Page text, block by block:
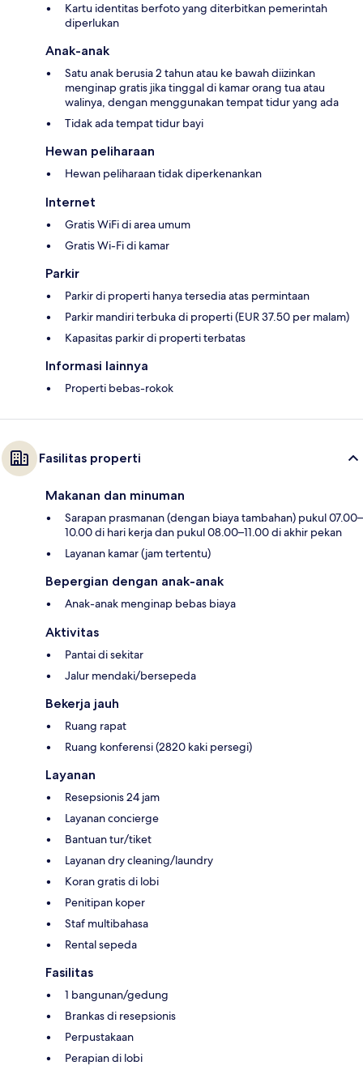
Kartu identitas berfoto yang diterbitkan pemerintah
diperlukan
Anak-anak
Satu anak berusia 2 tahun atau ke bawah diizinkan
menginap gratis jika tinggal di kamar orang tua atau
walinya, dengan menggunakan tempat tidur yang ada
Tidak ada tempat tidur bayi
Hewan peliharaan
Hewan peliharaan tidak diperkenankan
Internet
Gratis WiFi di area umum
Gratis Wi-Fi di kamar
Parkir
Parkir di properti hanya tersedia atas permintaan
Parkir mandiri terbuka di properti (EUR 37.50 per malam)
Kapasitas parkir di properti terbatas
Informasi lainnya
Properti bebas-rokok
Fasilitas properti
Makanan dan minuman
Sarapan prasmanan (dengan biaya tambahan) pukul 07.00–
10.00 di hari kerja dan pukul 08.00–11.00 di akhir pekan
Layanan kamar (jam tertentu)
Bepergian dengan anak-anak
Anak-anak menginap bebas biaya
Aktivitas
Pantai di sekitar
Jalur mendaki/bersepeda
Bekerja jauh
Ruang rapat
Ruang konferensi (2820 kaki persegi)
Layanan
Resepsionis 24 jam
Layanan concierge
Bantuan tur/tiket
Layanan dry cleaning/laundry
Koran gratis di lobi
Penitipan koper
Staf multibahasa
Rental sepeda
Fasilitas
1 bangunan/gedung
Brankas di resepsionis
Perpustakaan
Perapian di lobi